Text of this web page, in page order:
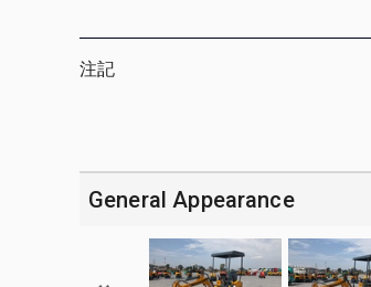
注記
General Appearance